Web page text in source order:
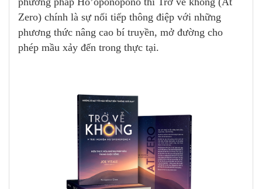
Zero) chính là sự nối tiếp thông điệp với những
phương thức nâng cao bí truyền, mở đường cho
phép mầu xảy đến trong thực tại.